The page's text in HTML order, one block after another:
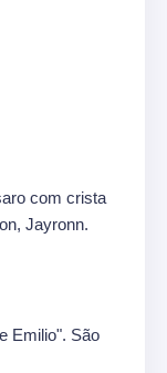
com crista
Jayronn.
Emilio". São